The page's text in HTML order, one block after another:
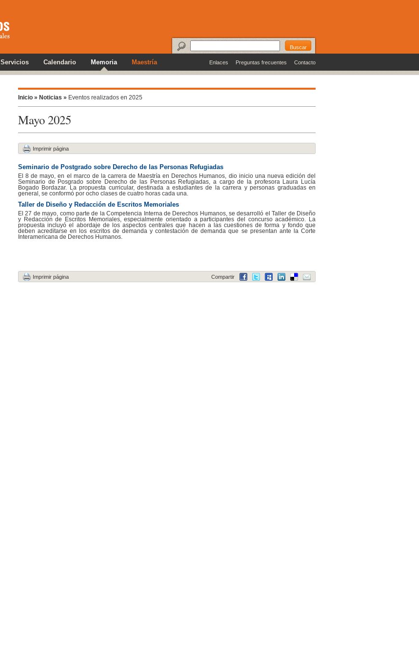
Servicios Calendario Memoria Maestría Enlaces Preguntas frecuentes Contacto
Inicio » Noticias » Eventos realizados en 2025
Mayo 2025
Imprimir página
Seminario de Postgrado sobre Derecho de las Personas Refugiadas
El 8 de mayo, en el marco de la carrera de Maestría en Derechos Humanos, dio inicio una nueva edición del
Seminario de Posgrado sobre Derecho de las Personas Refugiadas, a cargo de la profesora Laura Lucía
Bogado Bordazar. La propuesta curricular, destinada a estudiantes de la carrera y personas graduadas en
general, se conformó por ocho clases de cuatro horas cada una.
Taller de Diseño y Redacción de Escritos Memoriales
El 27 de mayo, como parte de la Competencia Interna de Derechos Humanos, se desarrolló el Taller de Diseño
y Redacción de Escritos Memoriales, especialmente orientado a participantes del concurso académico. La
propuesta incluyó el abordaje de los aspectos centrales que hacen a las cuestiones de forma y fondo que
deben acreditarse en los escritos de demanda y contestación de demanda que se presentan ante la Corte
Interamericana de Derechos Humanos.
Imprimir página Compartir